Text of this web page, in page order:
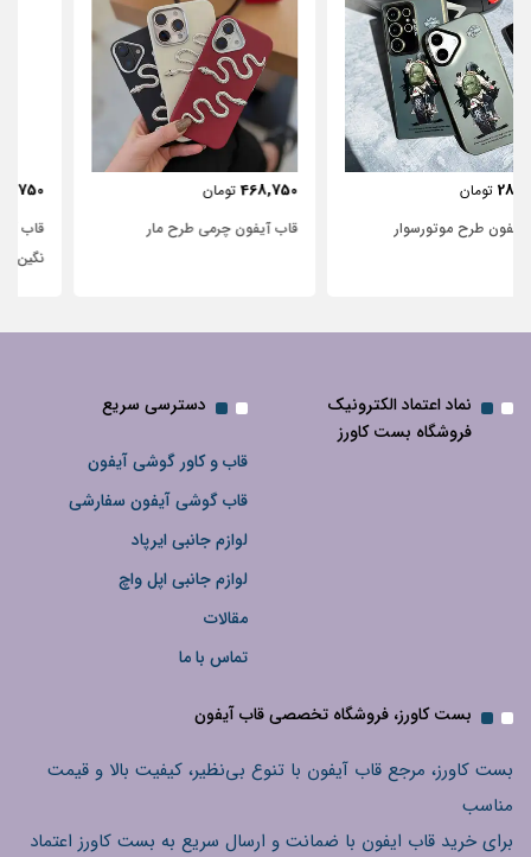
468,750
قاب آیفون چرمی طرح مار
443,750
قاب آیفون شفاف با پاپیون سفید و
نماد اعتماد الکترونیک
فروشگاه بست کاورز
دسترسی سریع
قاب و کاور گوشی آیفون
قاب گوشی آیفون سفارشی
لوازم جانبی ایرپاد
لوازم جانبی اپل واچ
مقالات
تماس با ما
بست کاورز، فروشگاه تخصصی قاب آیفون
بست کاورز، مرجع قاب آیفون با تنوع بی‌نظیر، کیفیت بالا و قیمت
مناسب
برای خرید قاب ایفون با ضمانت و ارسال سریع به بست کاورز اعتماد